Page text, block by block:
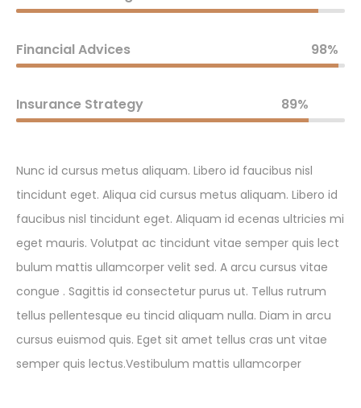
Financial Advices 98%
Insurance Strategy 89%
Nunc id cursus metus aliquam. Libero id faucibus nisl
tincidunt eget. Aliqua cid cursus metus aliquam. Libero id
faucibus nisl tincidunt eget. Aliquam id ecenas ultricies mi
eget mauris. Volutpat ac tincidunt vitae semper quis lect
bulum mattis ullamcorper velit sed. A arcu cursus vitae
congue . Sagittis id consectetur purus ut. Tellus rutrum
tellus pellentesque eu tincid aliquam nulla. Diam in arcu
cursus euismod quis. Eget sit amet tellus cras unt vitae
semper quis lectus.Vestibulum mattis ullamcorper